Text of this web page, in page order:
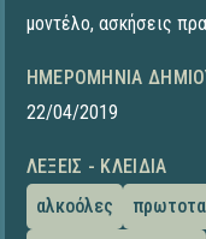
μοντέλο, ασκήσεις
ΗΜΕΡΟΜΗΝΊΑ
22/04/2019
ΛΈΞΕΙΣ - ΚΛΕΙΔΙΆ
αλκοόλες